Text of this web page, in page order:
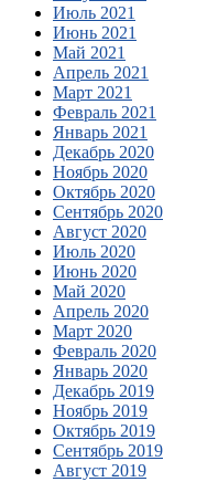
Июль 2021
Июнь 2021
Май 2021
Апрель 2021
Март 2021
Февраль 2021
Январь 2021
Декабрь 2020
Ноябрь 2020
Октябрь 2020
Сентябрь 2020
Август 2020
Июль 2020
Июнь 2020
Май 2020
Апрель 2020
Март 2020
Февраль 2020
Январь 2020
Декабрь 2019
Ноябрь 2019
Октябрь 2019
Сентябрь 2019
Август 2019